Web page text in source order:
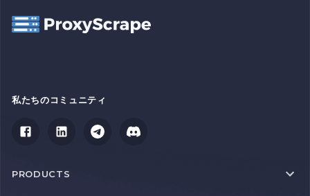
私たちのコミュニティ
PRODUCTS